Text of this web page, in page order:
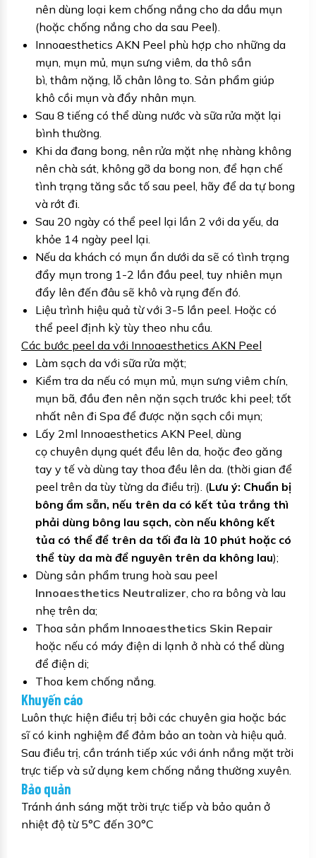
nên dùng loại kem chống nắng cho da dầu mụn
(hoặc chống nắng cho da sau Peel).
Innoaesthetics AKN Peel phù hợp cho những da
mụn, mụn mủ, mụn sưng viêm, da thô sần
bì, thâm nặng, lỗ chân lông to. Sản phẩm giúp
khô cồi mụn và đẩy nhân mụn.
Sau 8 tiếng có thể dùng nước và sữa rửa mặt lại
bình thường.
Khi da đang bong, nên rửa mặt nhẹ nhàng không
nên chà sát, không gỡ da bong non, để hạn chế
tình trạng tăng sắc tố sau peel, hãy để da tự bong
và rớt đi.
Sau 20 ngày có thể peel lại lần 2 với da yếu, da
khỏe 14 ngày peel lại.
Nếu da khách có mụn ẩn dưới da sẽ có tình trạng
đẩy mụn trong 1-2 lần đầu peel, tuy nhiên mụn
đẩy lên đến đâu sẽ khô và rụng đến đó.
Liệu trình hiệu quả từ với 3-5 lần peel. Hoặc có
thể peel định kỳ tùy theo nhu cầu.
Các bước peel da với Innoaesthetics AKN Peel
Làm sạch da với sữa rửa mặt;
Kiểm tra da nếu có mụn mủ, mụn sưng viêm chín,
mụn bã, đầu đen nên nặn sạch trước khi peel; tốt
nhất nên đi Spa để được nặn sạch cồi mụn;
Lấy 2ml Innoaesthetics AKN Peel, dùng
cọ chuyên dụng quét đều lên da, hoặc đeo găng
tay y tế và dùng tay thoa đều lên da. (thời gian để
peel trên da tùy từng da điều trị). (Lưu ý: Chuẩn bị
bông ẩm sẵn, nếu trên da có kết tủa trắng thì
phải dùng bông lau sạch, còn nếu không kết
tủa có thể để trên da tối đa là 10 phút hoặc có
thể tùy da mà để nguyên trên da không lau);
Dùng sản phẩm trung hoà sau peel
Innoaesthetics Neutralizer, cho ra bông và lau
nhẹ trên da;
Thoa sản phẩm Innoaesthetics Skin Repair
hoặc nếu có máy điện di lạnh ở nhà có thể dùng
để điện di;
Thoa kem chống nắng.
Khuyến cáo
Luôn thực hiện điều trị bởi các chuyên gia hoặc bác
sĩ có kinh nghiệm để đảm bảo an toàn và hiệu quả.
Sau điều trị, cần tránh tiếp xúc với ánh nắng mặt trời
trực tiếp và sử dụng kem chống nắng thường xuyên.
Bảo quản
Tránh ánh sáng mặt trời trực tiếp và bảo quản ở
nhiệt độ từ 5°C đến 30°C